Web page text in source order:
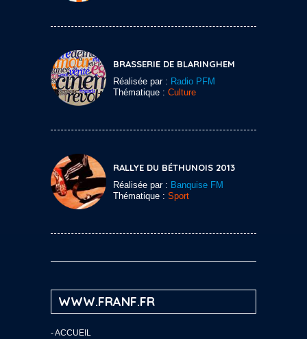
BRASSERIE DE BLARINGHEM
Réalisée par : Radio PFM
Thématique : Culture
RALLYE DU BÉTHUNOIS 2013
Réalisée par : Banquise FM
Thématique : Sport
WWW.FRANF.FR
-ACCUEIL